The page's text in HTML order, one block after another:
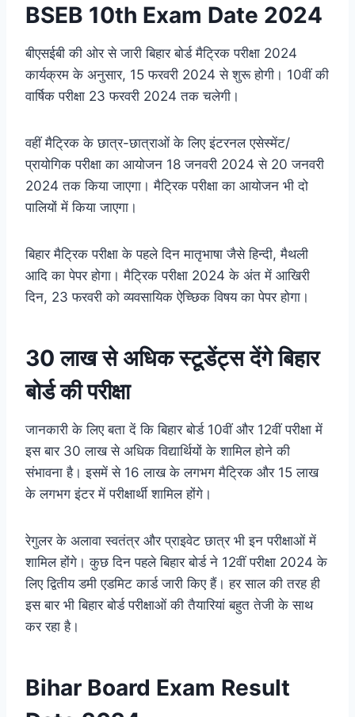
BSEB 10th Exam Date 2024
बीएसईबी की ओर से जारी बिहार बोर्ड मैट्रिक परीक्षा 2024
कार्यक्रम के अनुसार, 15 फरवरी 2024 से शुरू होगी। 10वीं की
वार्षिक परीक्षा 23 फरवरी 2024 तक चलेगी।
वहीं मैट्रिक के छात्र-छात्राओं के लिए इंटरनल एसेस्मेंट/
प्रायोगिक परीक्षा का आयोजन 18 जनवरी 2024 से 20 जनवरी
2024 तक किया जाएगा। मैट्रिक परीक्षा का आयोजन भी दो
पालियों में किया जाएगा।
बिहार मैट्रिक परीक्षा के पहले दिन मातृभाषा जैसे हिन्दी, मैथली
आदि का पेपर होगा। मैट्रिक परीक्षा 2024 के अंत में आखिरी
दिन, 23 फरवरी को व्यवसायिक ऐच्छिक विषय का पेपर होगा।
30 लाख से अधिक स्टूडेंट्स देंगे बिहार
बोर्ड की परीक्षा
जानकारी के लिए बता दें कि बिहार बोर्ड 10वीं और 12वीं परीक्षा में
इस बार 30 लाख से अधिक विद्यार्थियों के शामिल होने की
संभावना है। इसमें से 16 लाख के लगभग मैट्रिक और 15 लाख
के लगभग इंटर में परीक्षार्थी शामिल होंगे।
रेगुलर के अलावा स्वतंत्र और प्राइवेट छात्र भी इन परीक्षाओं में
शामिल होंगे। कुछ दिन पहले बिहार बोर्ड ने 12वीं परीक्षा 2024 के
लिए द्वितीय डमी एडमिट कार्ड जारी किए हैं। हर साल की तरह ही
इस बार भी बिहार बोर्ड परीक्षाओं की तैयारियां बहुत तेजी के साथ
कर रहा है।
Bihar Board Exam Result